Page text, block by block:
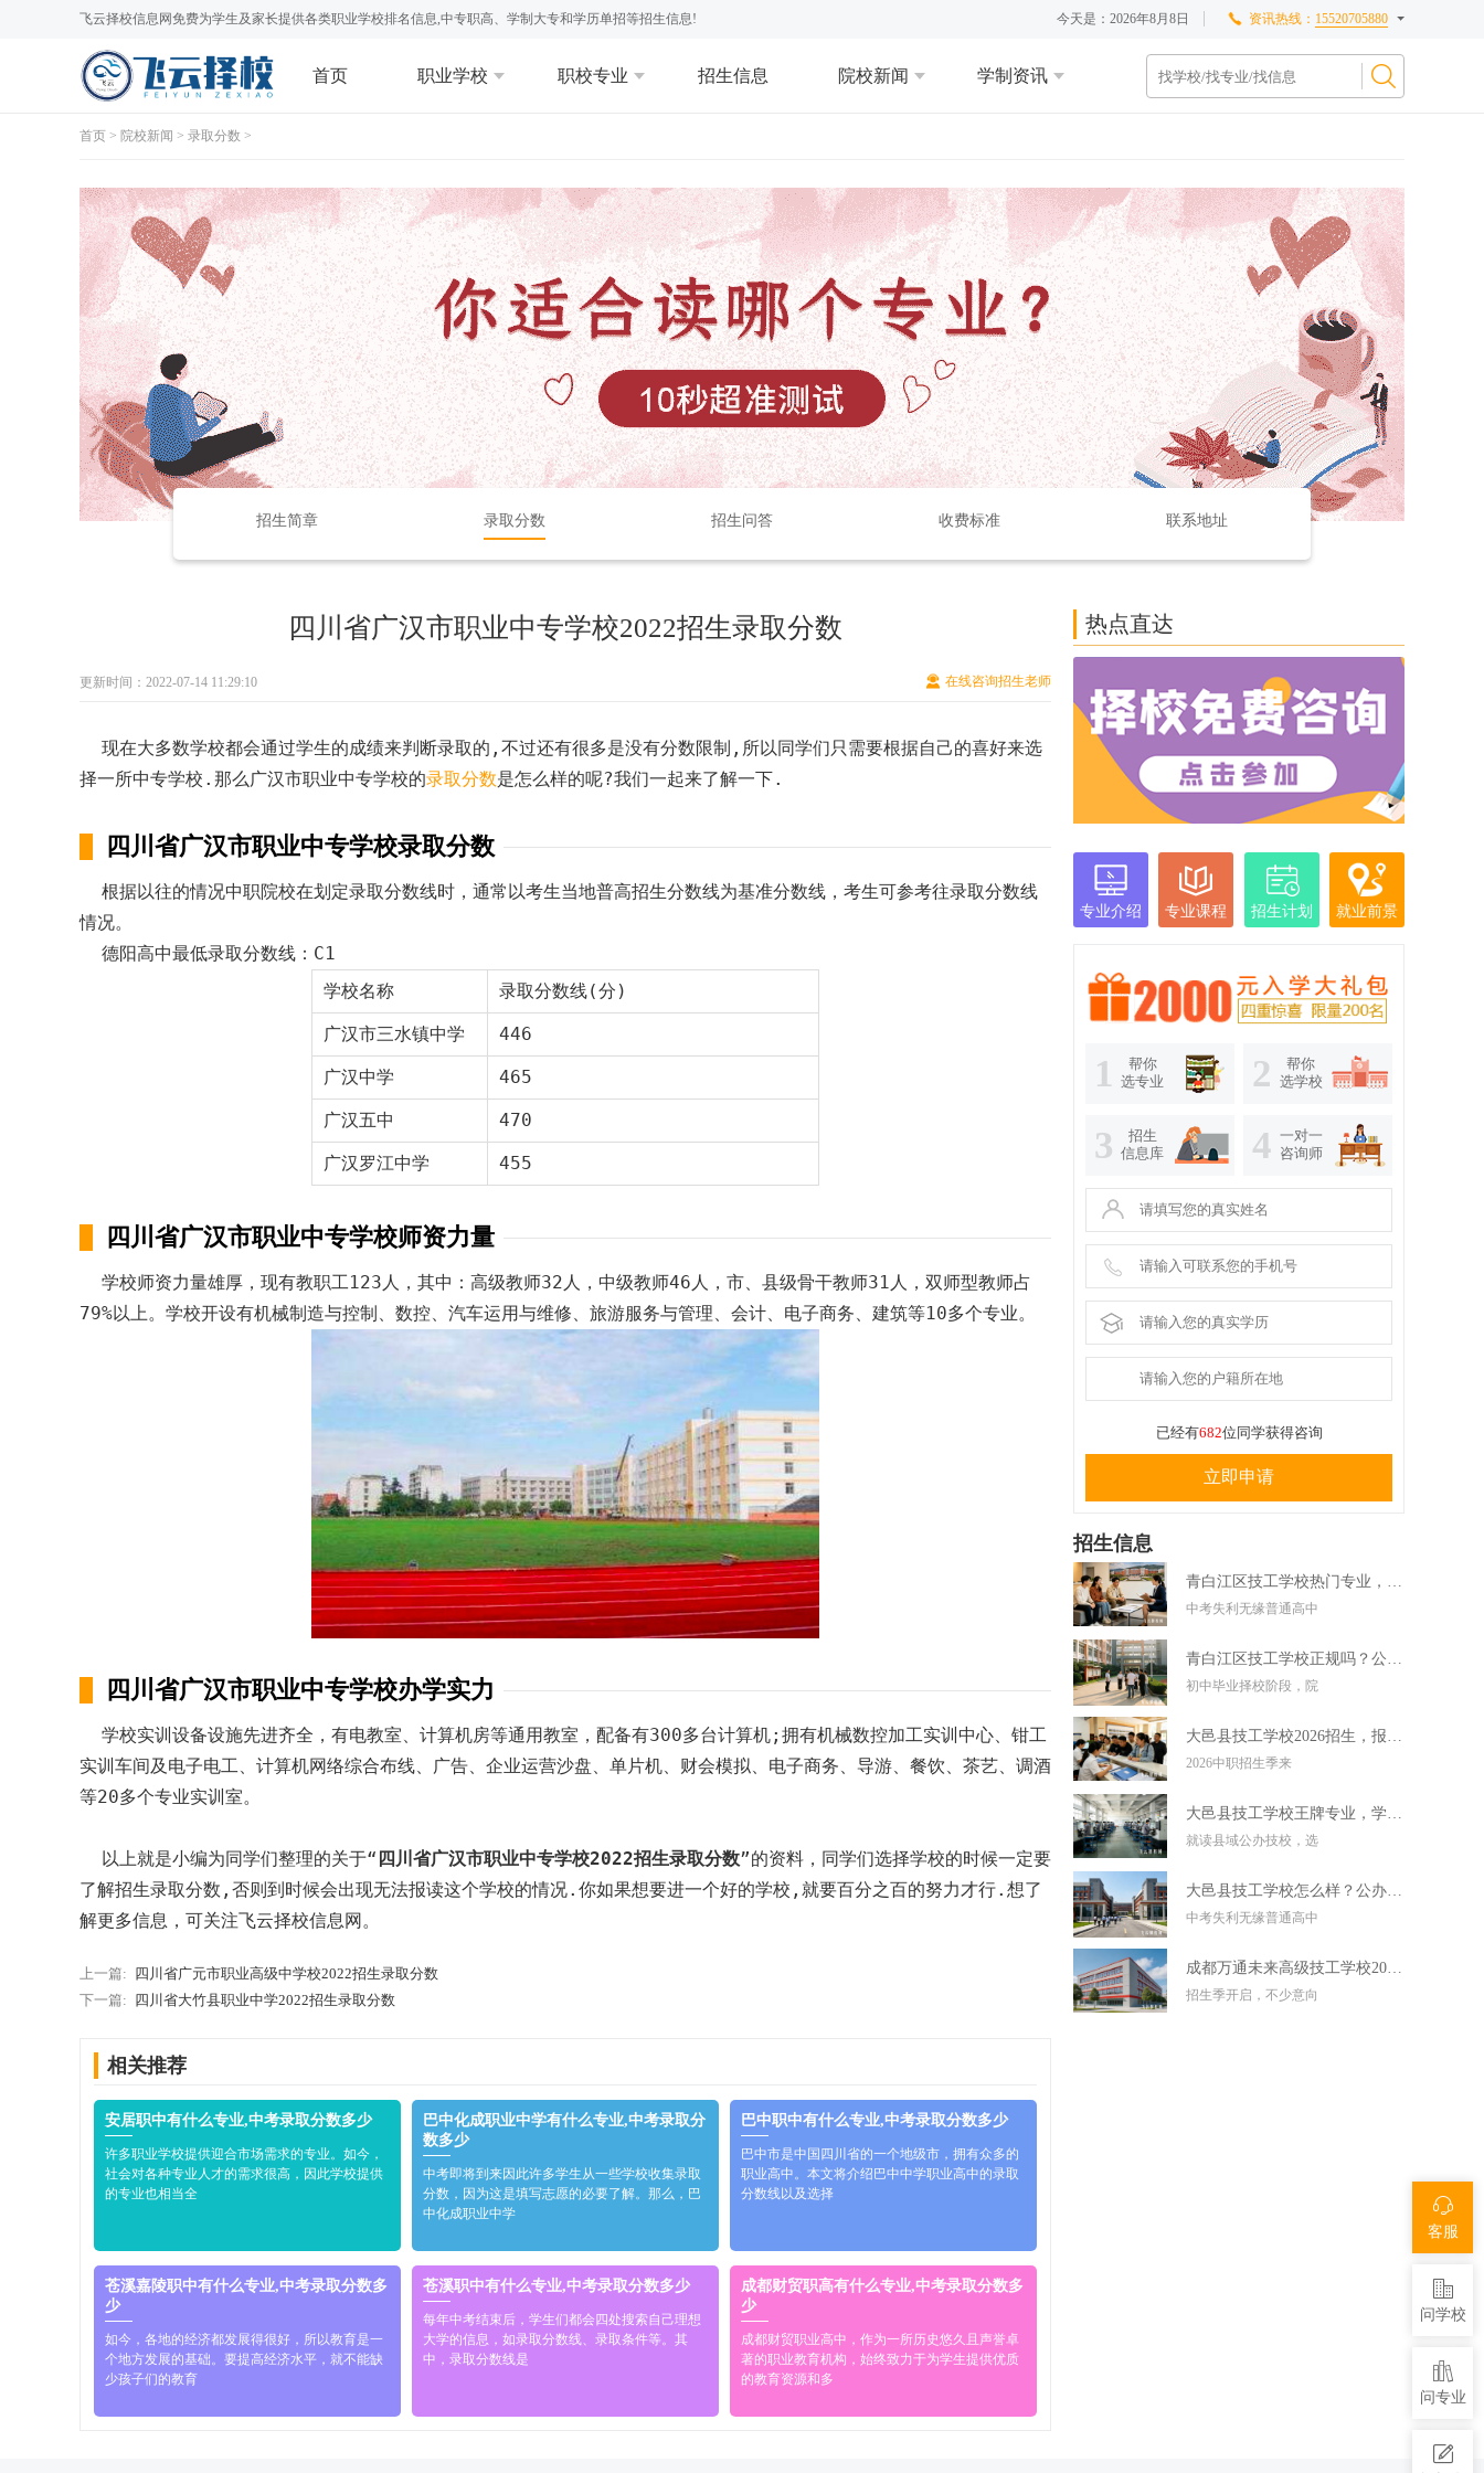
飞云择校信息网免费为学生及家长提供各类职业学校排名信息,中专职高、学制大专和学历单招等招生信息! 今天是： 2026年8月8日 资讯热线： 15520705880
首页 职业学校 职校专业 招生信息 院校新闻 学制资讯
首页 > 院校新闻 > 录取分数 >
招生简章 录取分数 招生问答 收费标准 联系地址
热点直达
专业介绍 专业课程 招生计划 就业前景
1
帮你
选专业
2
帮你
选学校
3
招生
信息库
4 一对一
咨询师
已经有682位同学获得咨询
立即申请
招生信息
中考失利无缘普通高中
初中毕业择校阶段，院
2026中职招生季来
就读县域公办技校，选
中考失利无缘普通高中
招生季开启，不少意向
四川省广汉市职业中专学校2022招生录取分数
更新时间：2022-07-14 11:29:10 在线咨询招生老师
现在大多数学校都会通过学生的成绩来判断录取的,不过还有很多是没有分数限制,所以同学们只需要根据自己的喜好来选
择一所中专学校.那么广汉市职业中专学校的录取分数是怎么样的呢?我们一起来了解一下.
四川省广汉市职业中专学校录取分数
根据以往的情况中职院校在划定录取分数线时，通常以考生当地普高招生分数线为基准分数线，考生可参考往录取分数线
情况。
德阳高中最低录取分数线：C1
学校名称
录取分数线(分)
广汉市三水镇中学 446
广汉中学 465
广汉五中 470
广汉罗江中学 455
四川省广汉市职业中专学校师资力量
学校师资力量雄厚，现有教职工123人，其中：高级教师32人，中级教师46人，市、县级骨干教师31人，双师型教师占
79%以上。学校开设有机械制造与控制、数控、汽车运用与维修、旅游服务与管理、会计、电子商务、建筑等10多个专业。
四川省广汉市职业中专学校办学实力
学校实训设备设施先进齐全，有电教室、计算机房等通用教室，配备有300多台计算机;拥有机械数控加工实训中心、钳工
实训车间及电子电工、计算机网络综合布线、广告、企业运营沙盘、单片机、财会模拟、电子商务、导游、餐饮、茶艺、调酒
等20多个专业实训室。
以上就是小编为同学们整理的关于“ 四川省广汉市职业中专学校2022招生录取分数”的资料，同学们选择学校的时候一定要
了解招生录取分数,否则到时候会出现无法报读这个学校的情况.你如果想要进一个好的学校,就要百分之百的努力才行.想了
解更多信息，可关注飞云择校信息网。
上一篇: 四川省广元市职业高级中学校2022招生录取分数
下一篇: 四川省大竹县职业中学2022招生录取分数
相关推荐
安居职中有什么专业,中考录取分数多少
许多职业学校提供迎合市场需求的专业。如今，
社会对各种专业人才的需求很高，因此学校提供
的专业也相当全
巴中化成职业中学有什么专业,中考录取分
数多少
中考即将到来因此许多学生从一些学校收集录取
分数，因为这是填写志愿的必要了解。那么，巴
中化成职业中学
巴中职中有什么专业,中考录取分数多少
巴中市是中国四川省的一个地级市，拥有众多的
职业高中。本文将介绍巴中中学职业高中的录取
分数线以及选择
苍溪嘉陵职中有什么专业,中考录取分数多
少
如今，各地的经济都发展得很好，所以教育是一
个地方发展的基础。要提高经济水平，就不能缺
少孩子们的教育
苍溪职中有什么专业,中考录取分数多少
每年中考结束后，学生们都会四处搜索自己理想
大学的信息，如录取分数线、录取条件等。其
中，录取分数线是
成都财贸职高有什么专业,中考录取分数多
少
成都财贸职业高中，作为一所历史悠久且声誉卓
著的职业教育机构，始终致力于为学生提供优质
的教育资源和多
客服
问学校
问专业